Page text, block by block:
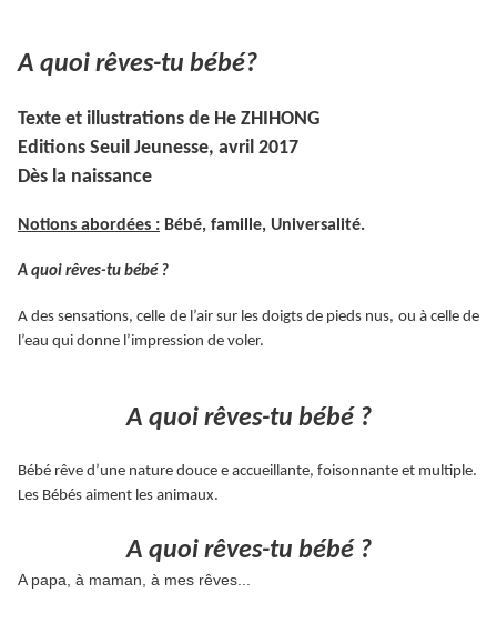
A quoi rêves-tu bébé?
Texte et illustrations de He ZHIHONG
Editions Seuil Jeunesse, avril 2017
Dès la naissance
Notions abordées : Bébé, famille, Universalité.
A quoi rêves-tu bébé ?
A des sensations, celle de l’air sur les doigts de pieds nus, ou à celle de
l’eau qui donne l’impression de voler.
A quoi rêves-tu bébé ?
Bébé rêve d’une nature douce e accueillante, foisonnante et multiple.
Les Bébés aiment les animaux.
A quoi rêves-tu bébé ?
A papa, à maman, à mes rêves...